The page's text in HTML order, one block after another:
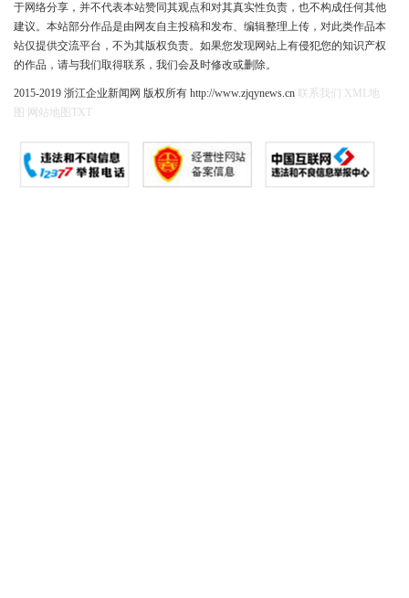
于网络分享，并不代表本站赞同其观点和对其真实性负责，也不构成任何其他
建议。本站部分作品是由网友自主投稿和发布、编辑整理上传，对此类作品本
站仅提供交流平台，不为其版权负责。如果您发现网站上有侵犯您的知识产权
的作品，请与我们取得联系，我们会及时修改或删除。
2015-2019 浙江企业新闻网 版权所有 http://www.zjqynews.cn 联系我们
XML地
图
网站地图 TXT